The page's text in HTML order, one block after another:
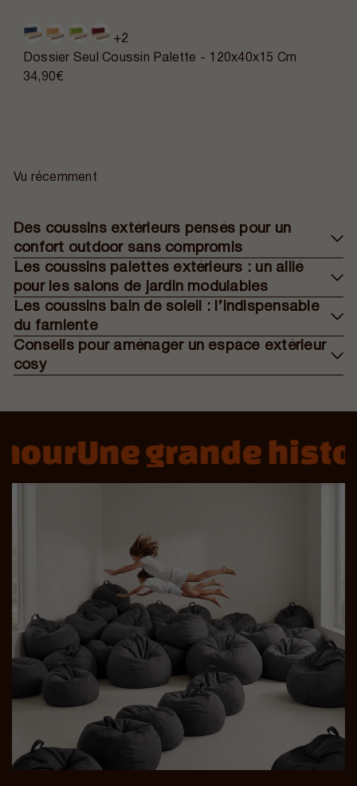
+2
Dossier Seul Coussin Palette - 120x40x15 Cm
34,90€
Vu récemment
Des coussins extérieurs pensés pour un
confort outdoor sans compromis
Les coussins palettes extérieurs : un allié
pour les salons de jardin modulables
Les coussins bain de soleil : l’indispensable
du farniente
Conseils pour aménager un espace extérieur
cosy
Une grande